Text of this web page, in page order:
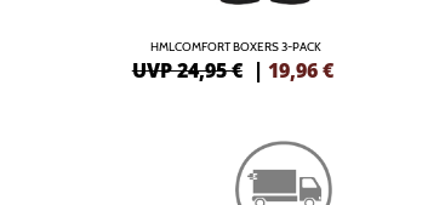
HMLCOMFORT BOXERS 3-PACK
UVP 24,95 € | 19,96€